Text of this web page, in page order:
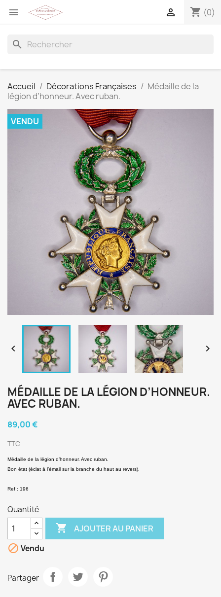
 shopping_cart (0)

search
Accueil Décorations Françaises
Médaille de la
légion d’honneur. Avec ruban.
VENDU
 
MÉDAILLE DE LA LÉGION D’HONNEUR.
AVEC RUBAN.
89,00 €
TTC
Médaille de la légion d’honneur. Avec ruban.
Bon état (éclat à l’émail sur la branche du haut au revers).
Ref : 196
Quantité
 AJOUTER AU PANIER
 Vendu
Partager